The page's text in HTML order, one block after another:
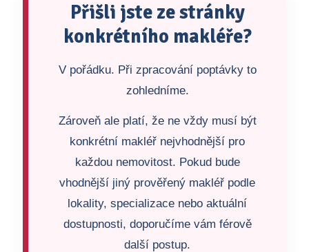
Přišli jste ze stránky
konkrétního makléře?
V pořádku. Při zpracování poptávky to
zohledníme.
Zároveň ale platí, že ne vždy musí být
konkrétní makléř nejvhodnější pro
každou nemovitost. Pokud bude
vhodnější jiný prověřený makléř podle
lokality, specializace nebo aktuální
dostupnosti, doporučíme vám férově
další postup.